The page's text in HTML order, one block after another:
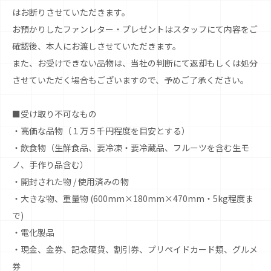
はお断りさせていただきます。
お預かりしたファンレター・プレゼントはスタッフにて内容をご
確認後、本人にお渡しさせていただきます。
また、お受けできない品物は、当社の判断にて返却もしくは処分
させていただく場合もございますので、予めご了承ください。
■受け取り不可なもの
・高価な品物（１万５千円程度を目安とする）
・飲食物（生鮮食品、要冷凍・要冷蔵品、フルーツを含む生モ
ノ、手作り品含む）
・開封された物 / 使用済みの物
・大きな物、重量物 (600mm×180mm×470mm・5kg程度ま
で)
・電化製品
・現金、金券、記念硬貨、割引券、プリペイドカード類、グルメ
券